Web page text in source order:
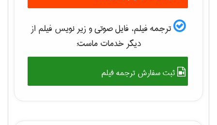
ترجمه فیلم، فایل صوتی و زیر نویس فیلم از
دیگر خدمات ماست:
ثبت سفارش ترجمه فیلم